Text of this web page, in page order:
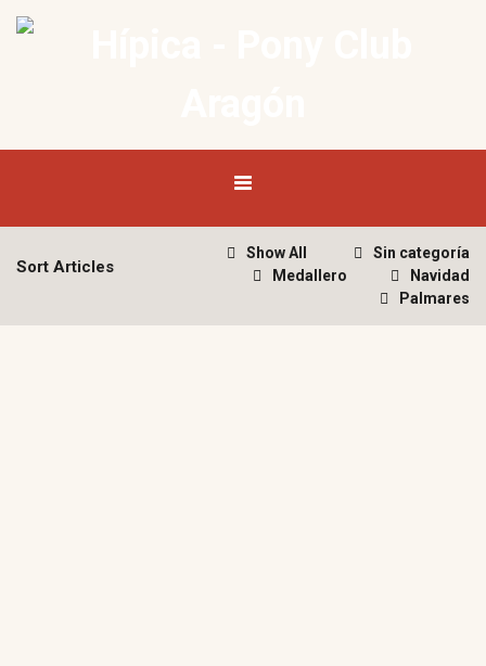
Sort Articles
Show All
Sin categoría
Medallero
Navidad
Palmares